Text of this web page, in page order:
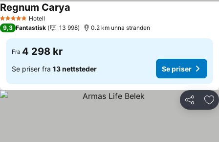
5 Stjerner Hotell
Regnum Carya
9,3 Fantastisk 13 998 0.2 km unna stranden
Fra 4 298 kr
Se priser fra 13 nettsteder Se priser
Del